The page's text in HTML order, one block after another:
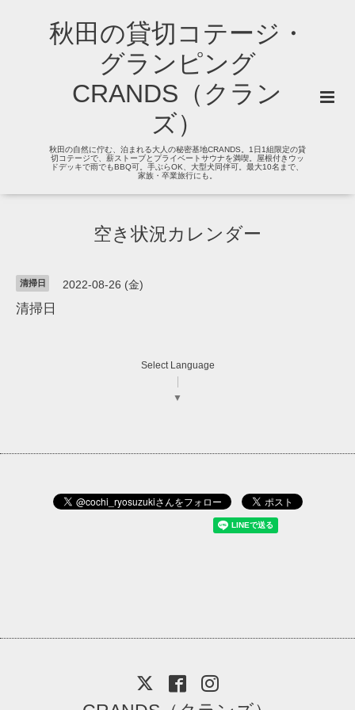
秋田の貸切コテージ・
グランピング
CRANDS（クラン
ズ）
秋田の自然に佇む、泊まれる大人の秘密基地CRANDS。1日1組限定の貸
切コテージで、薪ストーブとプライベートサウナを満喫。屋根付きウッ
ドデッキで雨でもBBQ可。手ぶらOK、大型犬同伴可。最大10名まで、
家族・卒業旅行にも。
空き状況カレンダー
清掃日 2022-08-26 (金)
清掃日
Select Language
▼